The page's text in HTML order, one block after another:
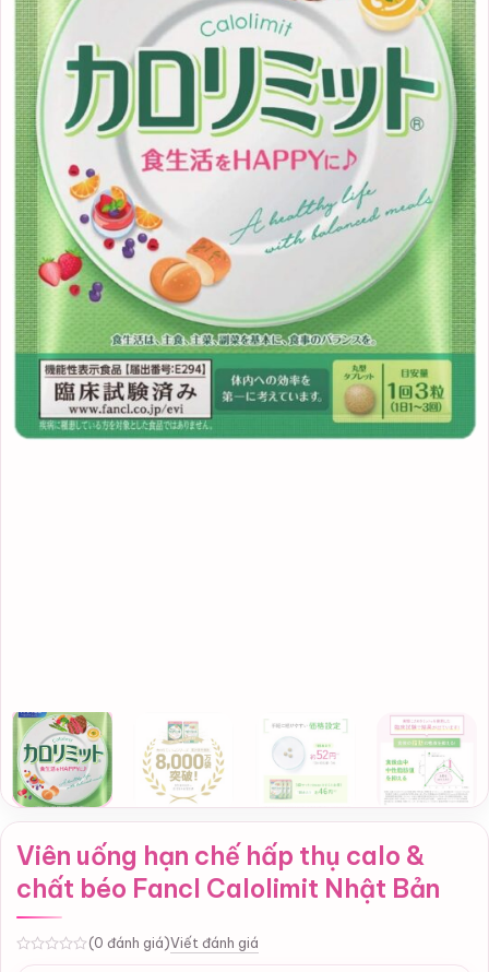
Viên uống hạn chế hấp thụ calo &
chất béo Fancl Calolimit Nhật Bản
(0 đánh giá)Viết đánh giá